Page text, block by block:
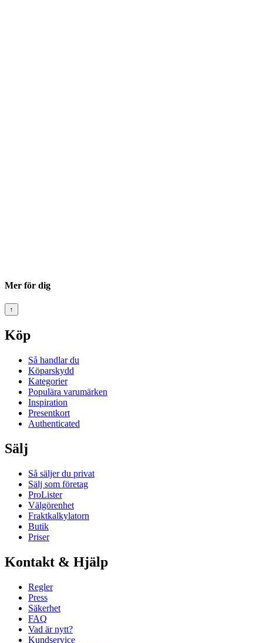
Mer för dig
↑
Köp
Så handlar du
Köparskydd
Kategorier
Populära varumärken
Inspiration
Presentkort
Authenticated
Sälj
Så säljer du privat
Sälj som företag
ProLister
Välgörenhet
Fraktkalkylatorn
Butik
Priser
Kontakt & Hjälp
Regler
Press
Säkerhet
FAQ
Vad är nytt?
Kundservice